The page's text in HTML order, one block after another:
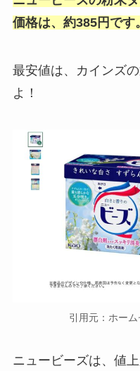
価格は、 約385円です。
最安値は、カインズ
よ！
引用元：ホー
ニュービーズは、値